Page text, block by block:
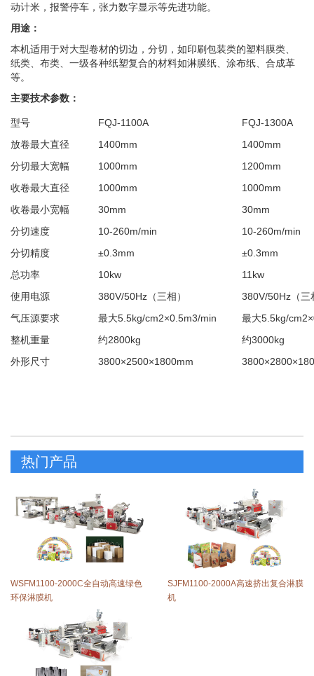
动计米，报警停车，张力数字显示等先进功能。
用途：
本机适用于对大型卷材的切边，分切，如印刷包装类的塑料膜类、
纸类、布类、一级各种纸塑复合的材料如淋膜纸、涂布纸、合成革
等。
主要技术参数：
型号 FQJ-1100A
FQJ-1300A
放卷最大直径
1400mm
1400mm
分切最大宽幅
1000mm
1200mm
收卷最大直径
1000mm
1000mm
收卷最小宽幅
30mm
30mm
分切速度
10-260m/min
10-260m/min
分切精度
±0.3mm
±0.3mm
总功率
10kw
11kw
使用电源
380V/50Hz（三相）
380V/50Hz（三
气压源要求
最大5.5kg/cm2×0.5m3/min
最大5.5kg/
整机重量
约2800kg
约3000kg
外形尺寸
3800×2500×1800mm
热门产品
WSFM1100-2000C全自动高速绿色
环保淋膜机
SJFM1100-2000A高速挤出复合淋膜
机